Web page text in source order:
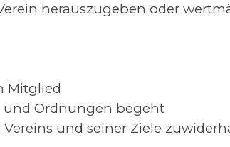
herauszugeben oder
Mitglied
und Ordnungen begeht
und seiner Ziele